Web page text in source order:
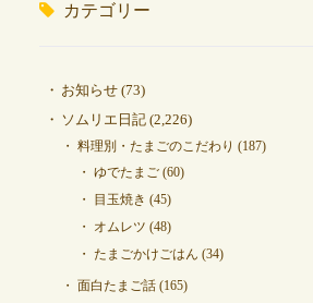
カテゴリー
お知らせ(73)
ソムリエ日記(2,226)
料理別・たまごのこだわり (187)
ゆでたまご(60)
目玉焼き (45)
オムレツ (48)
たまごかけごはん (34)
面白たまご話(165)